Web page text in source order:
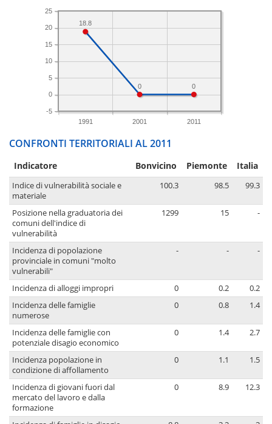
1991 2001 2011
-5
0
5
10
15
20
25
0
0
18.8
CONFRONTI TERRITORIALI AL 2011
Indicatore Bonvicino Piemonte Italia
Indice di vulnerabilità sociale e
materiale
100.3 98.5 99.3
Posizione nella graduatoria dei
comuni dell'indice di
vulnerabilità
1299 15 -
Incidenza di popolazione
provinciale in comuni "molto
vulnerabili"
- - -
Incidenza di alloggi impropri 0 0.2
0.2
Incidenza delle famiglie
numerose
0 0.8 1.4
Incidenza delle famiglie con
potenziale disagio economico
0 1.4 2.7
Incidenza popolazione in
condizione di affollamento
0 1.1 1.5
Incidenza di giovani fuori dal
mercato del lavoro e dalla
formazione
0 8.9 12.3